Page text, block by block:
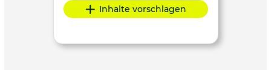
Inhalte vorschlagen